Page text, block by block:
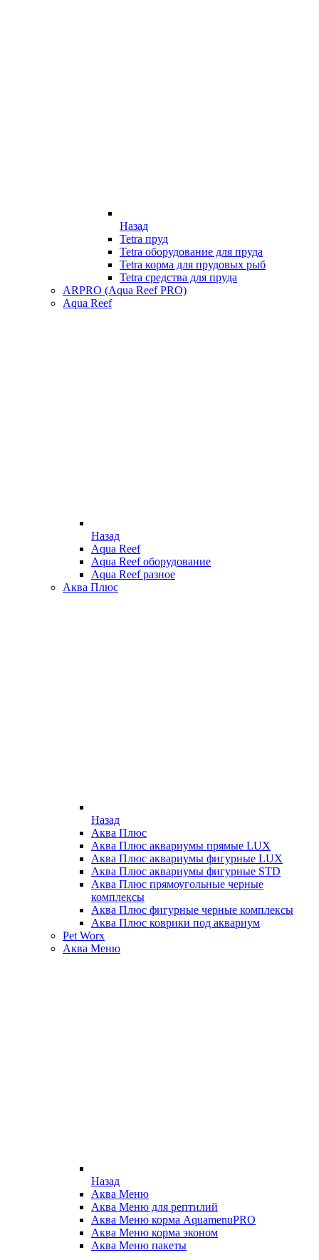
Назад
Tetra пруд
Tetra оборудование для пруда
Tetra корма для прудовых рыб
Tetra средства для пруда
ARPRO (Aqua Reef PRO)
Aqua Reef
Назад
Aqua Reef
Aqua Reef оборудование
Aqua Reef разное
Аква Плюс
Назад
Аква Плюс
Аква Плюс аквариумы прямые LUX
Аква Плюс аквариумы фигурные LUX
Аква Плюс аквариумы фигурные STD
Аква Плюс прямоугольные черные
комплексы
Аква Плюс фигурные черные комплексы
Аква Плюс коврики под аквариум
Pet Worx
Аква Меню
Назад
Аква Меню
Аква Меню для рептилий
Аква Меню корма AquamenuPRO
Аква Меню корма эконом
Аква Меню пакеты